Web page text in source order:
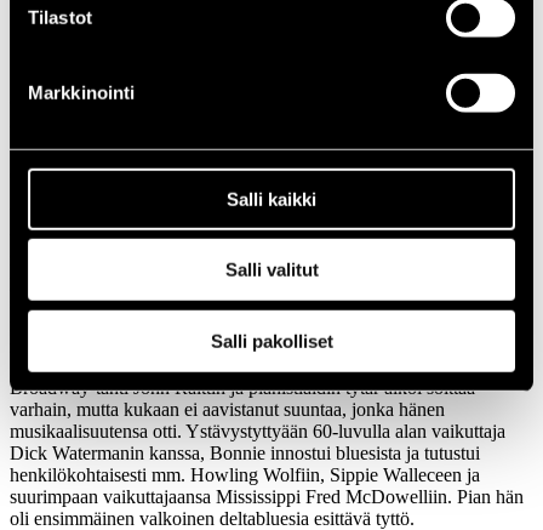
Tilastot
Markkinointi
Salli kaikki
Salli valitut
Salli pakolliset
Festivaalivuodet
Bonnie Raitt
(US)
voitti hänelle parhaan Americana-albumin Grammyn. Kriitikkojen
rakastamalla akustisella deltabluesilla aloittanut ja siitä suuren
yleisön arvostamaan kalifornialaiseen singer/songwriter-tyyliin
siirtynyt sielukas laulaja ja slide-kitaristi palaa uudella levyllä
mm. kahdella vähän harvinaisemmalla Bob Dylanin kappaleella.
Broadway-tähti John Raittin ja pianistiäidin tytär alkoi soittaa
varhain, mutta kukaan ei aavistanut suuntaa, jonka hänen
musikaalisuutensa otti. Ystävystyttyään 60-luvulla alan vaikuttaja
Dick Watermanin kanssa, Bonnie innostui bluesista ja tutustui
henkilökohtaisesti mm. Howling Wolfiin, Sippie Walleceen ja
suurimpaan vaikuttajaansa Mississippi Fred McDowelliin. Pian hän
oli ensimmäinen valkoinen deltabluesia esittävä tyttö.